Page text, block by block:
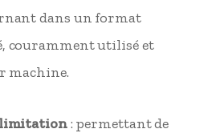
dans un format
couramment utilisé et
machine.
: permettant de